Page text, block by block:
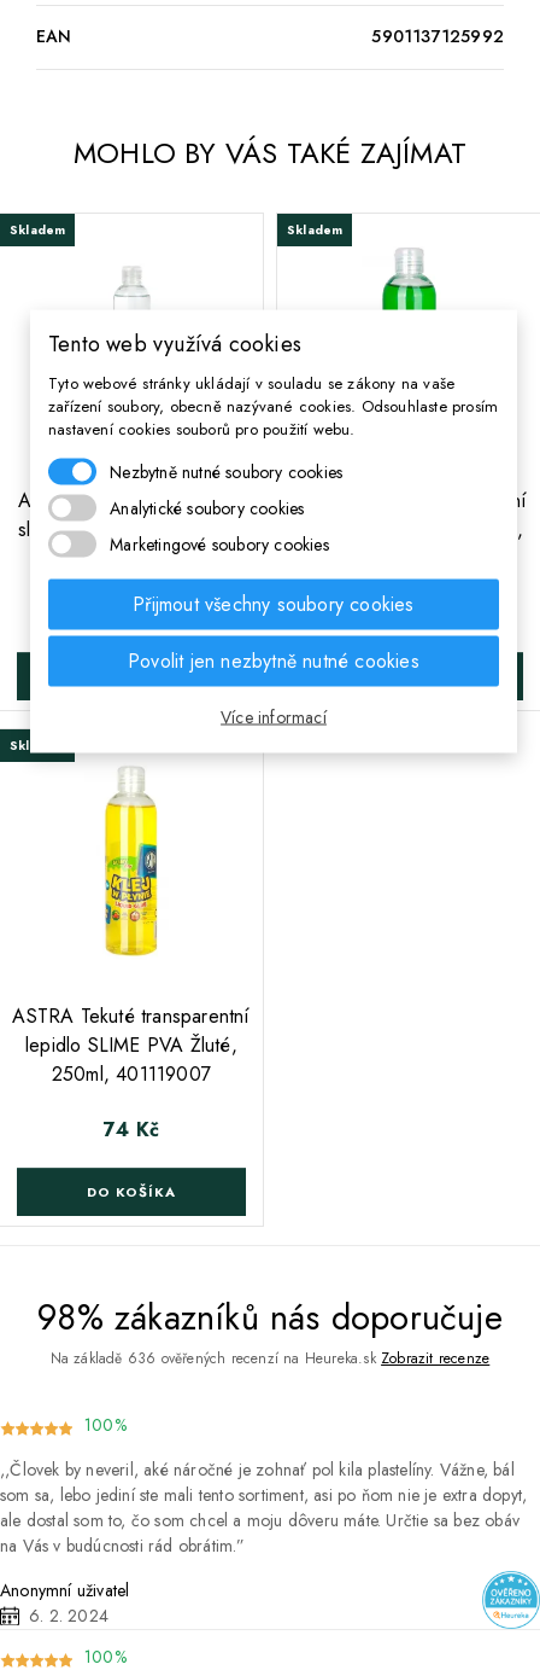
EAN 5901137125992
MOHLO BY VÁS TAKÉ ZAJÍMAT
Skladem
ASTRA Aktivátor na výrobu
slizu SLIME GELLY, 250ml,
401119004
Cena
74 Kč
Skladem
ASTRA Tekuté transparentní
lepidlo SLIME PVA Zelené,
250ml, 401119006
Cena
74 Kč
Skladem
ASTRA Tekuté transparentní
lepidlo SLIME PVA Žluté,
250ml, 401119007
Cena
74 Kč
DO KOŠÍKA
98% zákazníků nás doporučuje
Na základě 636 ověřených recenzí na Heureka.sk Zobrazit recenze
100%
Človek by neveril, aké náročné je zohnať pol kila plastelíny. Vážne, bál
som sa, lebo jediní ste mali tento sortiment, asi po ňom nie je extra dopyt,
ale dostal som to, čo som chcel a moju dôveru máte. Určtie sa bez obáv
na Vás v budúcnosti rád obrátim.
Anonymní uživatel
6. 2. 2024
100%
Tento web využívá cookies
Tyto webové stránky ukládají v souladu se zákony na vaše
zařízení soubory, obecně nazývané cookies. Odsouhlaste prosím
nastavení cookies souborů pro použití webu.
Nezbytně nutné soubory cookies
Analytické soubory cookies
Marketingové soubory cookies
Přijmout všechny soubory cookies
Povolit jen nezbytně nutné cookies
Více informací